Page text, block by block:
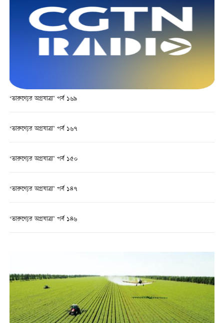
‘তারুণ্যের অগ্রযাত্রা’ পর্ব ১৬৯
‘তারুণ্যের অগ্রযাত্রা’ পর্ব ১৬৭
‘তারুণ্যের অগ্রযাত্রা’ পর্ব ১৫০
‘তারুণ্যের অগ্রযাত্রা’ পর্ব ১৪৭
‘তারুণ্যের অগ্রযাত্রা’ পর্ব ১৪৬